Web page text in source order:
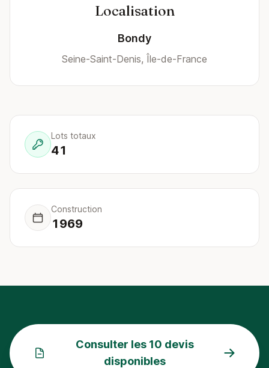
Localisation
Bondy
Seine-Saint-Denis, Île-de-France
Lots totaux
41
Construction
1969
Consulter les 10 devis
disponibles